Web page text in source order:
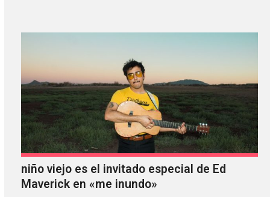
niño viejo es el invitado especial de Ed
Maverick en «me inundo»